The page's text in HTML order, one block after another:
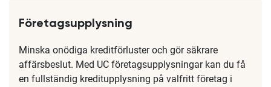
Företagsupplysning
Minska onödiga kreditförluster och gör säkrare
affärsbeslut. Med UC företagsupplysningar kan du få
en fullständig kreditupplysning på valfritt företag i